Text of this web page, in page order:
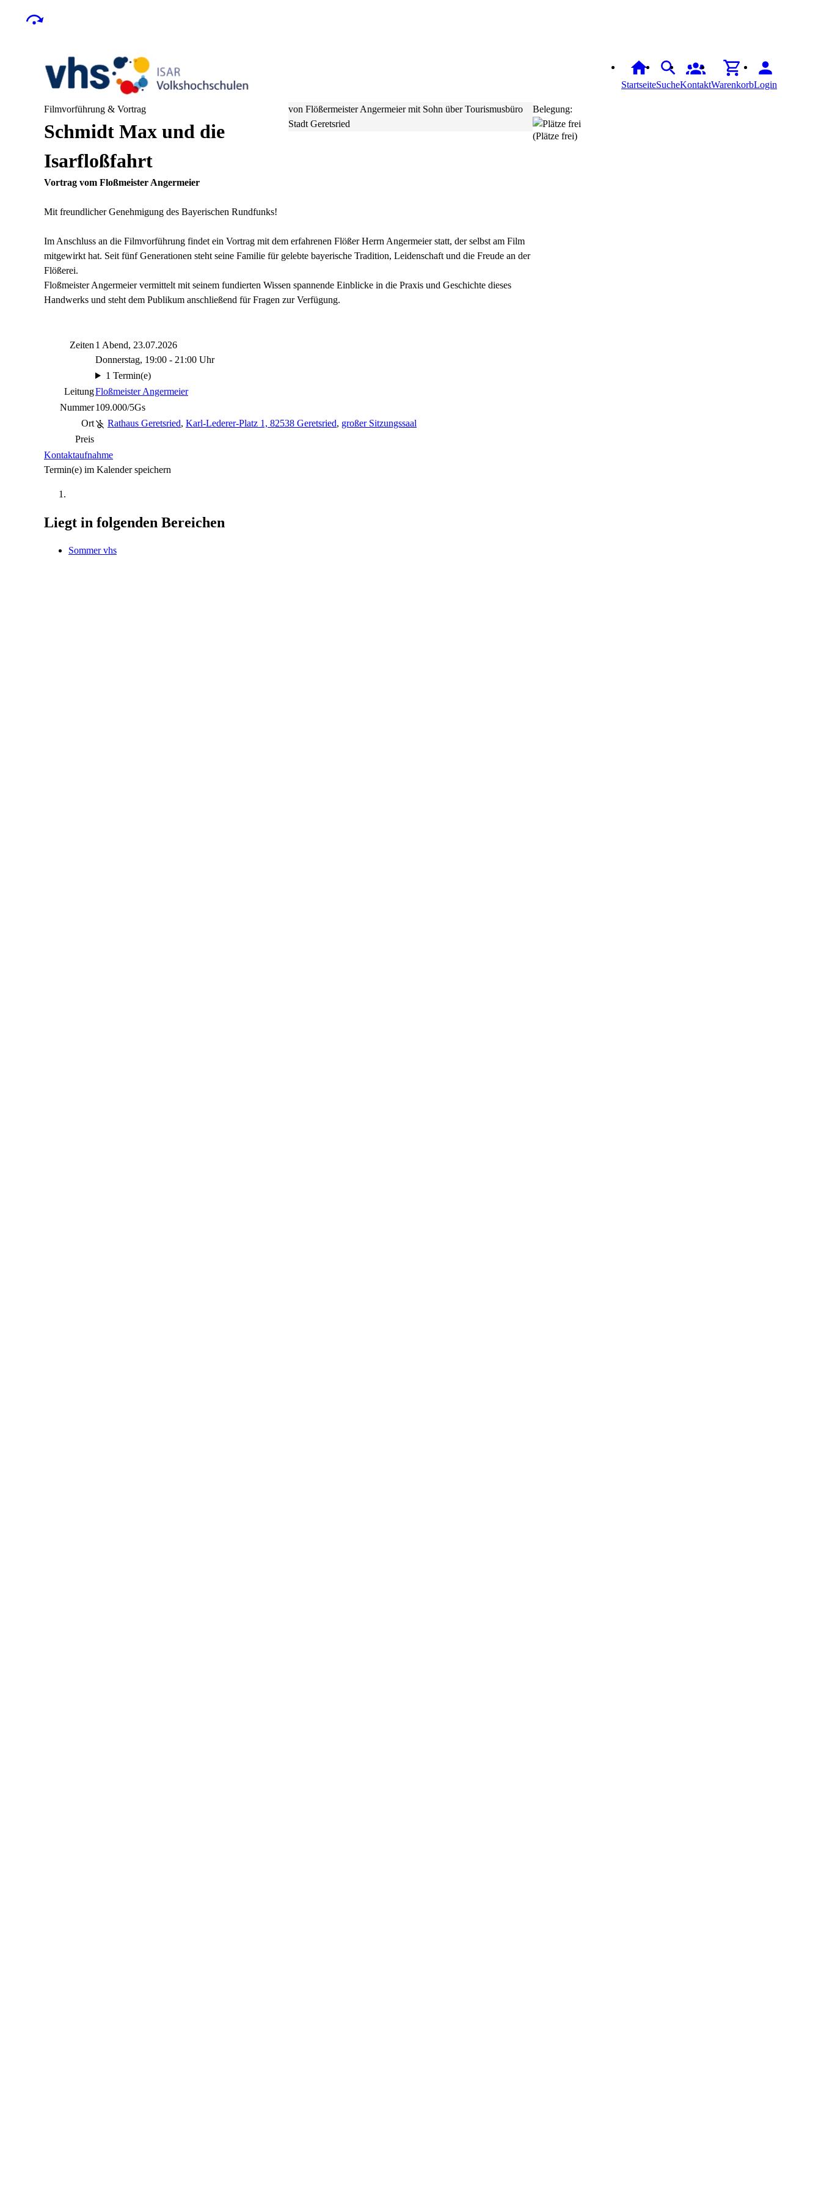
StartseiteSucheKontaktWarenkorbLogin
von Flößermeister Angermeier mit Sohn über Tourismusbüro
Stadt Geretsried
Filmvorführung & Vortrag
Schmidt Max und die
Isarfloßfahrt
Vortrag vom Floßmeister Angermeier
Mit freundlicher Genehmigung des Bayerischen Rundfunks!
Im Anschluss an die Filmvorführung findet ein Vortrag mit dem erfahrenen Flößer Herrn Angermeier statt, der selbst am Film
mitgewirkt hat. Seit fünf Generationen steht seine Familie für gelebte bayerische Tradition, Leidenschaft und die Freude an der
Flößerei.
Floßmeister Angermeier vermittelt mit seinem fundierten Wissen spannende Einblicke in die Praxis und Geschichte dieses
Handwerks und steht dem Publikum anschließend für Fragen zur Verfügung.
Zeiten 1 Abend, 23.07.2026
Donnerstag, 19:00 - 21:00 Uhr
1 Termin(e)
LeitungFloßmeister Angermeier
Nummer109.000/5Gs
Ort
Rathaus Geretsried, Karl-Lederer-Platz 1, 82538 Geretsried, großer Sitzungssaal
Preis
Kontaktaufnahme
Belegung:
(Plätze frei)
Termin(e) im Kalender speichern
Liegt in folgenden Bereichen
Sommer vhs